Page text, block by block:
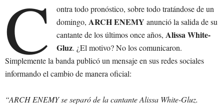
C
ontra todo pronóstico, sobre todo tratándose de un
domingo, ARCH ENEMY anunció la salida de su
cantante de los últimos once años, Alissa White-
Gluz. ¿El motivo? No los comunicaron.
Simplemente la banda publicó un mensaje en sus redes sociales
informando el cambio de manera oficial:
“ARCH ENEMY se separó de la cantante Alissa White-Gluz.